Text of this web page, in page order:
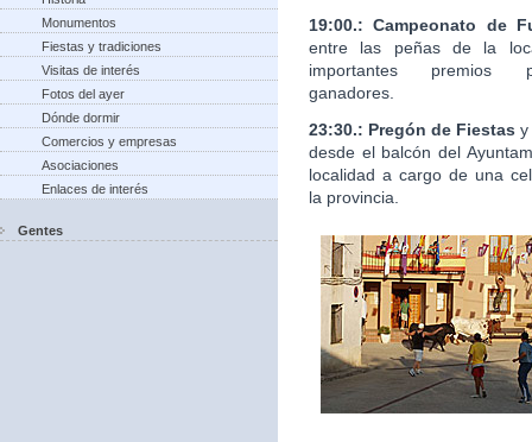
Monumentos
Fiestas y tradiciones
Visitas de interés
Fotos del ayer
Dónde dormir
Comercios y empresas
Asociaciones
Enlaces de interés
Gentes
19:00.: Campeonato de
entre las peñas de la
importantes premios
ganadores.
23:30.: Pregón de Fiestas y
desde el balcón del
localidad a cargo de una
la provincia.